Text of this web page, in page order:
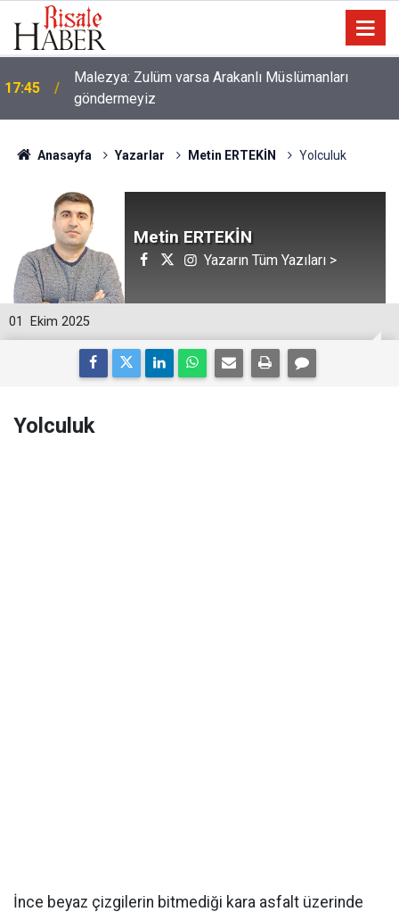
17:45
Malezya: Zulüm varsa Arakanlı Müslümanları
göndermeyiz
Anasayfa Yazarlar Metin ERTEKİN Yolculuk
Metin ERTEKİN
Yazarın Tüm Yazıları >
01 Ekim 2025
Yolculuk
İnce beyaz çizgilerin bitmediği kara asfalt üzerinde